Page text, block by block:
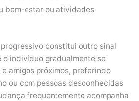
bem-estar ou atividades
constitui outro sinal
indivíduo gradualmente se
amigos próximos, preferindo
ou com pessoas desconhecidas
frequentemente acompanha